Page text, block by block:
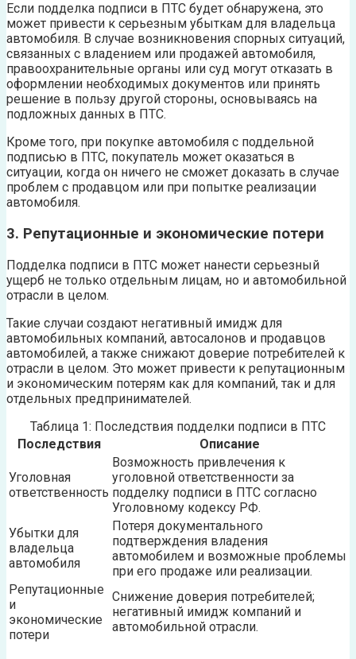
Если подделка подписи в ПТС будет обнаружена, это
может привести к серьезным убыткам для владельца
автомобиля. В случае возникновения спорных ситуаций,
связанных с владением или продажей автомобиля,
правоохранительные органы или суд могут отказать в
оформлении необходимых документов или принять
решение в пользу другой стороны, основываясь на
подложных данных в ПТС.
Кроме того, при покупке автомобиля с поддельной
подписью в ПТС, покупатель может оказаться в
ситуации, когда он ничего не сможет доказать в случае
проблем с продавцом или при попытке реализации
автомобиля.
3. Репутационные и экономические потери
Подделка подписи в ПТС может нанести серьезный
ущерб не только отдельным лицам, но и автомобильной
отрасли в целом.
Такие случаи создают негативный имидж для
автомобильных компаний, автосалонов и продавцов
автомобилей, а также снижают доверие потребителей к
отрасли в целом. Это может привести к репутационным
и экономическим потерям как для компаний, так и для
отдельных предпринимателей.
Таблица 1: Последствия подделки подписи в ПТС
Последствия
Описание
Уголовная
ответственность
Возможность привлечения к
уголовной ответственности за
подделку подписи в ПТС согласно
Уголовному кодексу РФ.
Убытки для
владельца
автомобиля
Потеря документального
подтверждения владения
автомобилем и возможные проблемы
при его продаже или реализации.
Репутационные
и
экономические
потери
Снижение доверия потребителей;
негативный имидж компаний и
автомобильной отрасли.